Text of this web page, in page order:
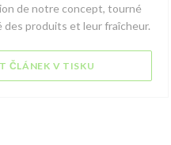
de notre concept, tourné
des produits et leur fraîcheur.
ČLÁNEK V TISKU